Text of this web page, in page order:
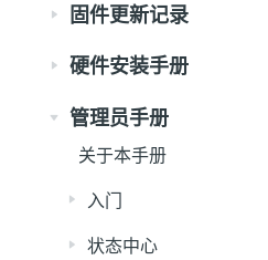
固件更新记录
硬件安装手册
管理员手册
关于本手册
入门
状态中心